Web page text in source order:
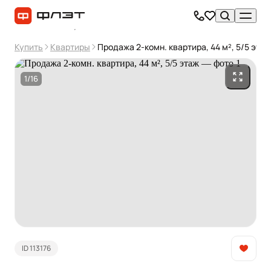
Купить Квартиры Продажа 2-комн. квартира, 44 м², 5/5 этаж
1/16
ID 113176